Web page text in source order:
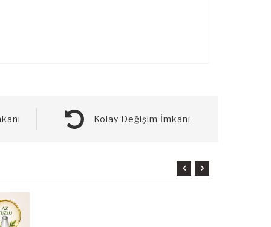
Kolay Değişim İmkanı